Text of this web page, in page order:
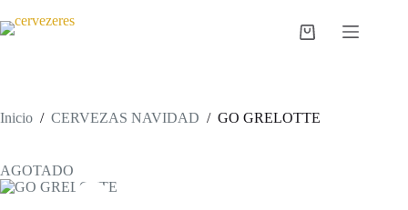
al
contenido
Carro
Inicio / CERVEZAS NAVIDAD / GO GRELOTTE
AGOTADO